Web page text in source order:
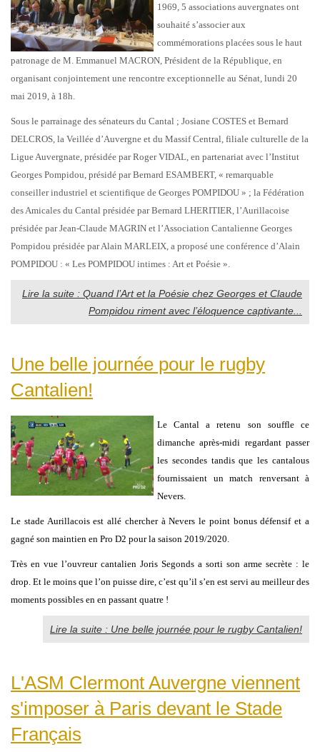
1969, 5 associations auvergnates ont
souhaité s’associer aux
commémorations placées sous le haut
patronage de M. Emmanuel MACRON, Président de la République, en
organisant conjointement une rencontre exceptionnelle au Sénat, lundi 20
mai 2019, à 18h.
Sous le parrainage des sénateurs du Cantal ; Josiane COSTES et Bernard
DELCROS, la Veillée d’Auvergne et du Massif Central, filiale culturelle de la
Ligue Auvergnate, présidée par Roger VIDAL, en partenariat avec l’Institut
Georges Pompidou, présidé par Bernard ESAMBERT, « remarquable
conseiller industriel et scientifique de Georges POMPIDOU » ; la Fédération
des Amicales du Cantal présidée par Bernard LHERITIER, l’Aurillacoise
présidée par Jean-Claude MAGRIN et l’Association Cantalienne Georges
Pompidou présidée par Alain MARLEIX, a proposé une conférence d’Alain
POMPIDOU : « Les POMPIDOU intimes : Art et Poésie ».
Lire la suite : Quand l’Art et la Poésie chez Georges et Claude
Pompidou riment avec l’éloquence captivante...
Une belle journée pour le rugby
Cantalien!
Le Cantal a retenu son souffle ce
dimanche après-midi regardant passer
les secondes tandis que les cantalous
fournissaient un match renversant à
Nevers.
Le stade Aurillacois est allé chercher à Nevers le point bonus défensif et a
gagné son maintien en Pro D2 pour la saison 2019/2020.
Très en vue l’ouvreur cantalien Joris Segonds a sorti son arme secrète : le
drop. Et le moins que l’on puisse dire, c’est qu’il s’en est servi au meilleur des
moments possibles en en passant quatre !
Lire la suite : Une belle journée pour le rugby Cantalien!
L'ASM Clermont Auvergne viennent
s'imposer à Paris devant le Stade
Français